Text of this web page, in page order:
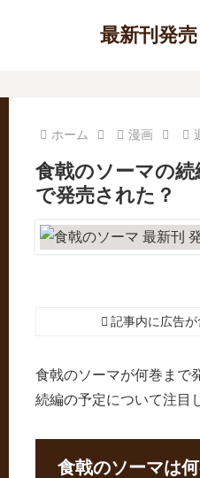
最新刊発
ホーム 漫画
食戟のソーマの
で発売された？
記事内に広告が
食戟のソーマが何巻まで
続編の予定について注目
食戟のソーマは